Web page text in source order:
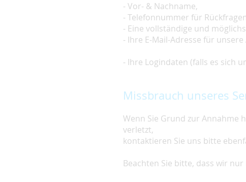
- Vor- & Nachname,
- Telefonnummer für
- Eine vollständige und
- Ihre E-Mail-Adresse für
- Ihre Logindaten (falls es sich
Missbrauch unseres
Wenn Sie Grund zur Annahme
verletzt,
kontaktieren Sie uns bitte
Beachten Sie bitte, dass wir